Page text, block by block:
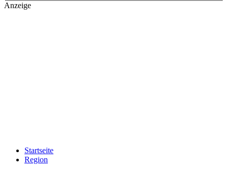
Anzeige
Startseite
Region